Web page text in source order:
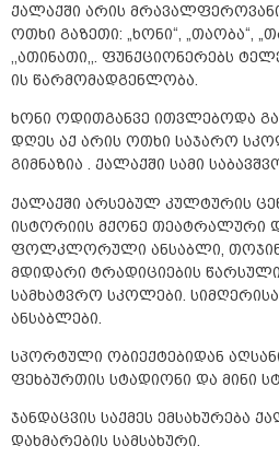
ქალაქში არის
ოთხი გაზეთი: „ხონი“, „თაობა“,
,,ათინათი,,. ფუნქციონერებს
ის წარმომადგენლობა.
ხონი ოდითგანვე ითვლებოდა
დღეს აქ არის ოთხი საჯარო
გიმნაზია . ქალაქში სამი
ქალაქში არსებულ კულტურის
ისტორიის მქონე თეატრალური
ფოლკლორული ანსაბლი,
მდიდარი ტრადიციების
სამხატვრო სკოლები.
ანსაბლები.
სპორტული ობიექტებიდან
ფეხბურთის სტადიონი და მინი
ჯანდაცვის საქმეს ემსახურება
დახმარების სამსახური.